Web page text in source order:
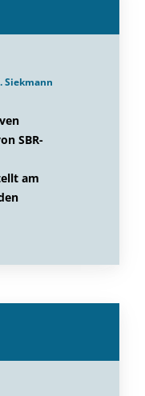
Siekmann
SBR-
am